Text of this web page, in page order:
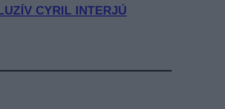
CYRIL INTERJÚ